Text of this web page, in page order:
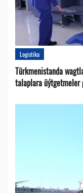
Logistika
Türkmenistanda
talaplara